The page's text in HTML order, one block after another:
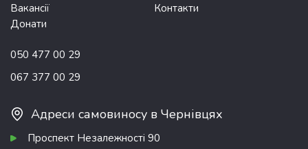
Вакансії
Контакти
Донати
050 477 00 29
067 377 00 29
Адреси самовиносу в Чернівцях
Проспект Незалежності 90